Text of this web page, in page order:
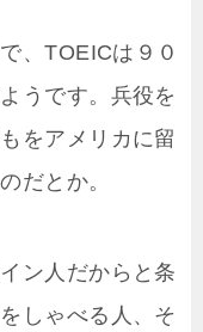
、TOEICは９０
うです。兵役を
をアメリカに留
だとか。
ン人だからと条
しゃべる人、そ